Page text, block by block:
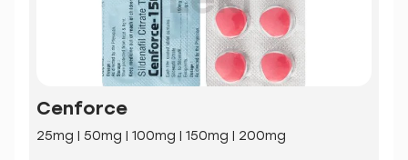
Cenforce
25mg | 50mg | 100mg | 150mg | 200mg